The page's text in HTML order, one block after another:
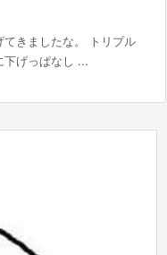
てきましたな。 トリプル
下げっぱなし ...